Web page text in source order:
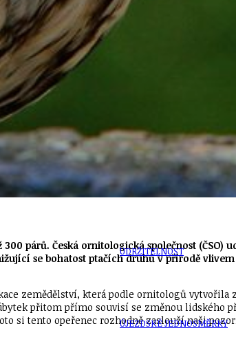
SOUTĚŽE
TÉMATA SPÍCÍ
UDRŽITELNOST
ÚJEZDSKÉ JEDNOSMĚRKY
párů. Česká ornitologická společnost (ČSO)
se bohatost ptačích druhů v přírodě vlivem
zemědělství, která podle ornitologů vytvořila
přitom přímo souvisí se změnou lidského
si tento opeřenec rozhodně zaslouží naši